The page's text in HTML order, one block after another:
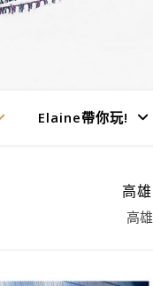
Elaine帶你玩!
高
高